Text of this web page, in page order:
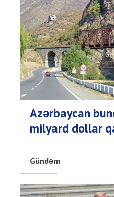
Azərbaycan
milyard dollar
Gündəm